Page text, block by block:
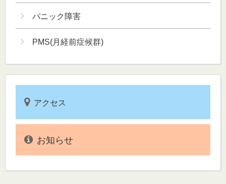
パニック障害
PMS(月経前症候群)
アクセス
お知らせ